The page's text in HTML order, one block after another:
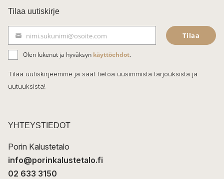
c
e
b
o
o
k
Tilaa uutiskirje
ä
h
k
t
nimi.sukunimi@osoite.com Tilaa
Olen lukenut ja hyväksyn käyttöehdot.
Tilaa uutiskirjeemme ja saat tietoa uusimmista tarjouksista ja
uutuuksista!
YHTEYSTIEDOT
Porin Kalustetalo
info@porinkalustetalo.fi
02 633 3150